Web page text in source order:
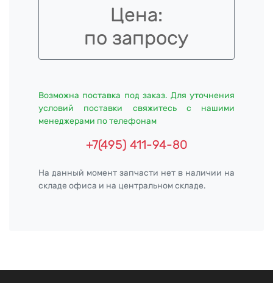
Цена:
по запросу
Возможна поставка под заказ. Для уточнения
условий поставки свяжитесь с нашими
менеджерами по телефонам
+7(495) 411-94-80
На данный момент запчасти нет в наличии на
складе офиса и на центральном складе.